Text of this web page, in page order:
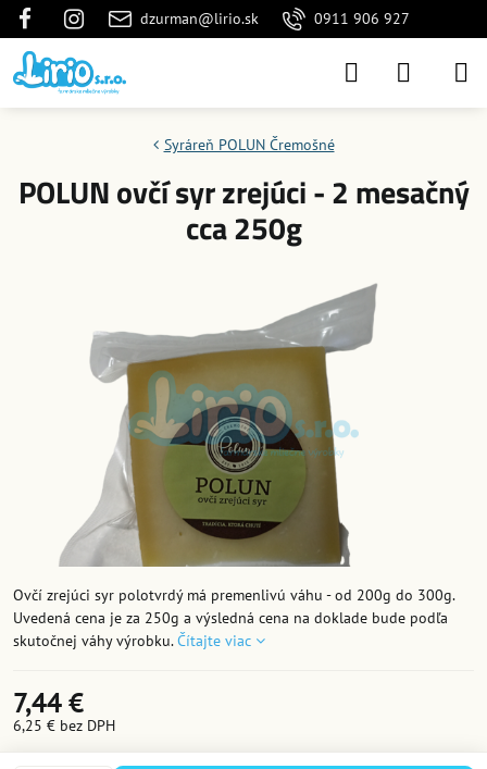
dzurman@lirio.sk 0911 906 927
Syráreň POLUN Čremošné
POLUN ovčí syr zrejúci - 2 mesačný
cca 250g
Ovčí zrejúci syr polotvrdý má premenlivú váhu - od 200g do 300g.
Uvedená cena je za 250g a výsledná cena na doklade bude podľa
skutočnej váhy výrobku.Čítajte viac
7,44 €
6,25 € bez DPH